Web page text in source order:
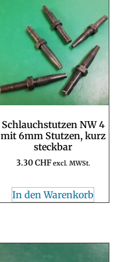
Schlauchstutzen NW 4
mit 6mm Stutzen, kurz
steckbar
3.30CHF excl. MWSt.
In den Warenkorb